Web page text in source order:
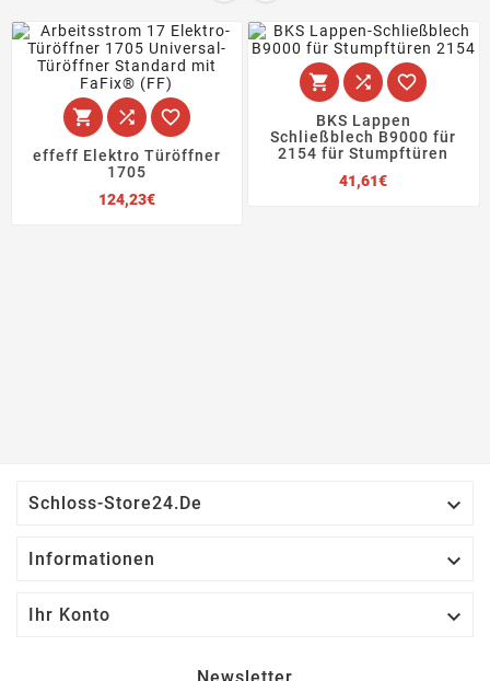
  
effeff Elektro Türöffner
1705
124,23€Preis
  
BKS Lappen
Schließblech B9000 für
2154 für Stumpftüren
41,61€Preis
Schloss-Store24.de 
Informationen 
Ihr Konto 